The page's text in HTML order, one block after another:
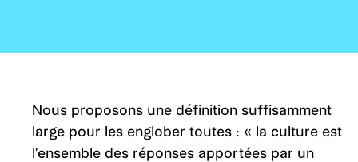
Nous proposons une définition suffisamment
large pour les englober toutes : « la culture est
l’ensemble des réponses apportées par un